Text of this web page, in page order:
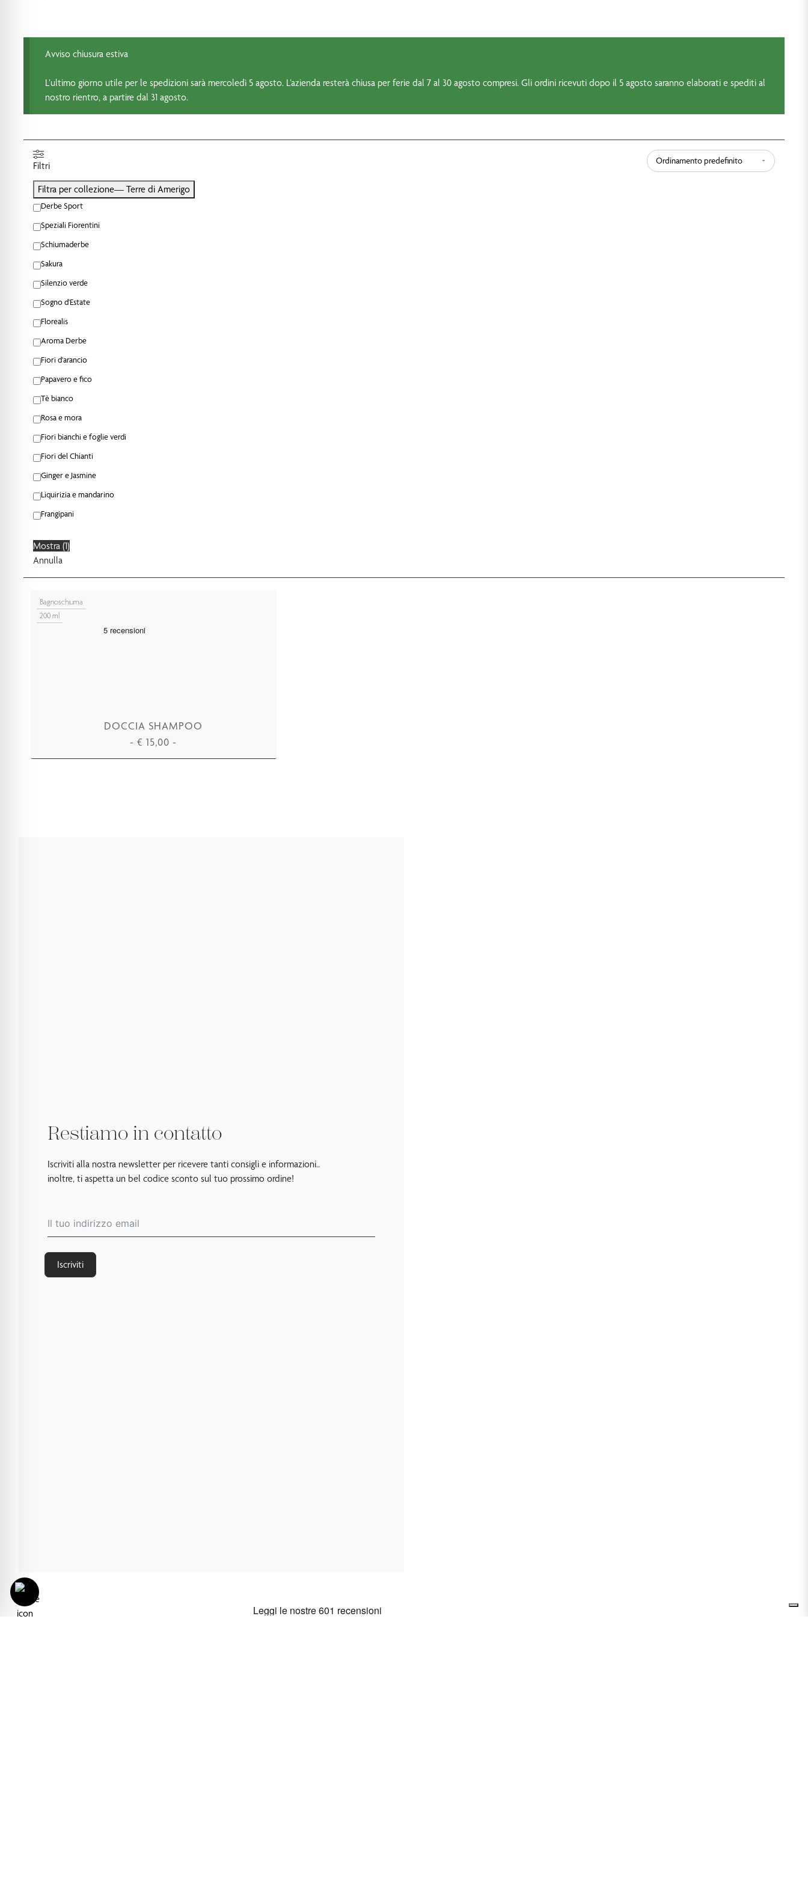
Avviso chiusura estiva
L’ultimo giorno utile per le spedizioni sarà mercoledì 5 agosto. L’azienda resterà chiusa per ferie dal 7 al 30 agosto compresi. Gli ordini ricevuti dopo il 5 agosto saranno elaborati e spediti al
nostro rientro, a partire dal 31 agosto.
Filtri
Filtra per collezione— Terre di Amerigo
Derbe Sport
Speziali Fiorentini
Schiumaderbe
Sakura
Silenzio verde
Sogno d'Estate
Florealis
Aroma Derbe
Fiori d'arancio
Papavero e fico
Tè bianco
Rosa e mora
Fiori bianchi e foglie verdi
Fiori del Chianti
Ginger e Jasmine
Liquirizia e mandarino
Frangipani
Aurea
Mostra (1)
Annulla
Bagnoschiuma
200 ml
DOCCIA SHAMPOO
-€ 15,00 -
Restiamo in contatto
Iscriviti alla nostra newsletter per ricevere tanti consigli e informazioni..
inoltre, ti aspetta un bel codice sconto sul tuo prossimo ordine!
Iscriviti